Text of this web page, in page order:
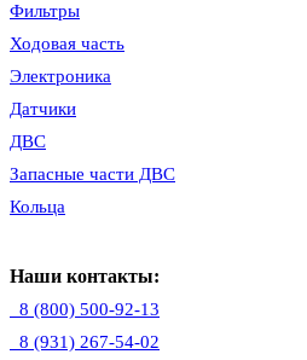
Фильтры
Ходовая часть
Электроника
Датчики
ДВС
Запасные части ДВС
Кольца
Наши контакты:
8 (800) 500-92-13
8 (931) 267-54-02